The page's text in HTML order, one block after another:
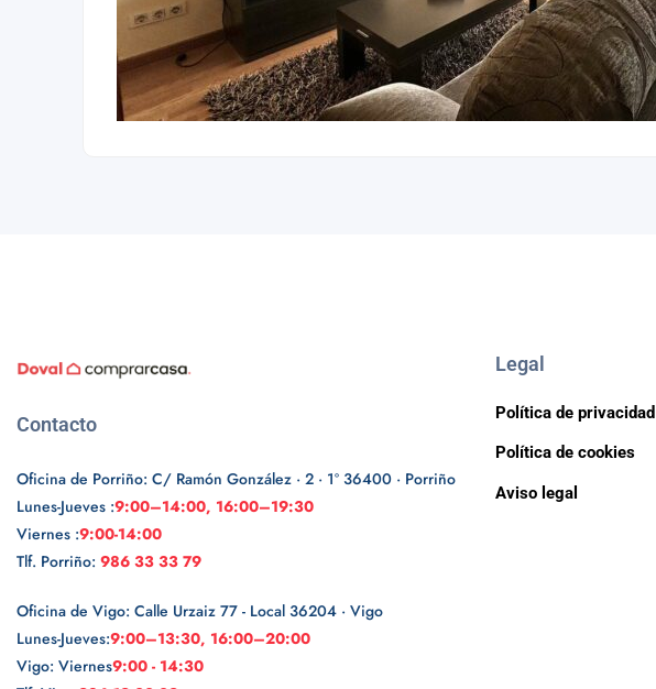
Contacto
Oficina de Porriño: C/ Ramón González · 2 · 1º 36400 · Porriño
Lunes-Jueves :9:00–14:00, 16:00–19:30
Viernes :9:00-14:00
Tlf. Porriño: 986 33 33 79
Oficina de Vigo: Calle Urzaiz 77 - Local 36204 · Vigo
Lunes-Jueves:9:00–13:30, 16:00–20:00
Vigo: Viernes9:00 - 14:30
Legal
Política de privacidad
Política de cookies
Aviso legal